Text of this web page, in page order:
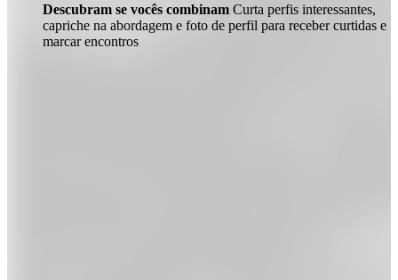
Descubram se vocês combinam Curta perfis interessantes,
capriche na abordagem e foto de perfil para receber curtidas e
marcar encontros